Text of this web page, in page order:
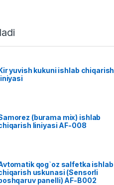
yuvish kukuni ishlab chiqarish
(burama mix) ishlab
liniyasi AF-008
qog`oz salfetka ishlab
uskunasi (Sensorli
panelli) AF-B002